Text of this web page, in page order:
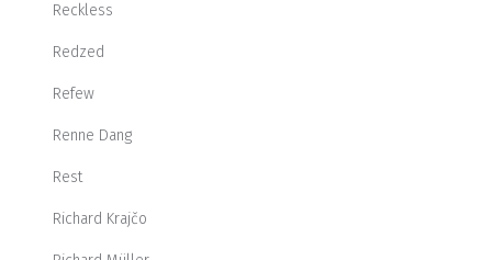
Reckless
Redzed
Refew
Renne Dang
Rest
Richard Krajčo